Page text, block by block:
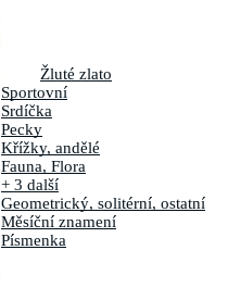
Žluté zlato
Sportovní
Srdíčka
Pecky
Křížky, andělé
Fauna, Flora
+ 3 další
Geometrický, solitérní, ostatní
Měsíční znamení
Písmenka